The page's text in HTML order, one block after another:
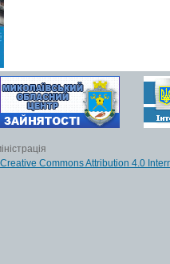
Creative Commons Attribution 4.0